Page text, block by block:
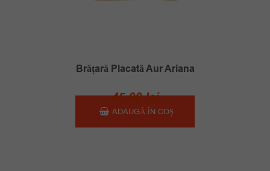
Brățară Placată Aur Ariana
45.00lei
ADAUGĂ ÎN COȘ